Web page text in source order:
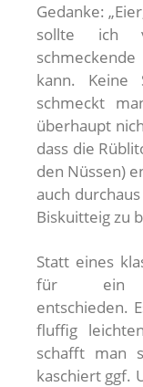
Gedanke:
sollte ich
kann. Keine
schmeckt
überhaupt
dass die
den Nüssen)
auch
Biskuitteig zu
Statt eines
für ein
entschieden.
fluffig
schafft man
kaschiert ggf.